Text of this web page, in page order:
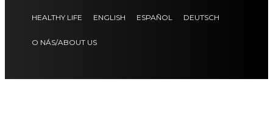
HEALTHY LIFE ENGLISH ESPAÑOL DEUTSCH
O NÁS/ABOUT US